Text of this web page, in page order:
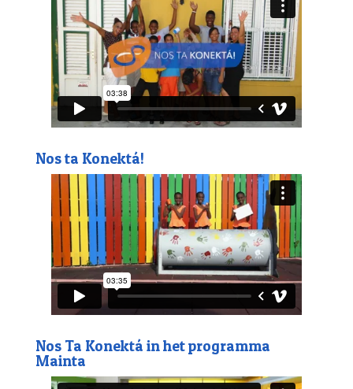
Nos ta Konektá!
Nos Ta Konektá in het programma
Mainta